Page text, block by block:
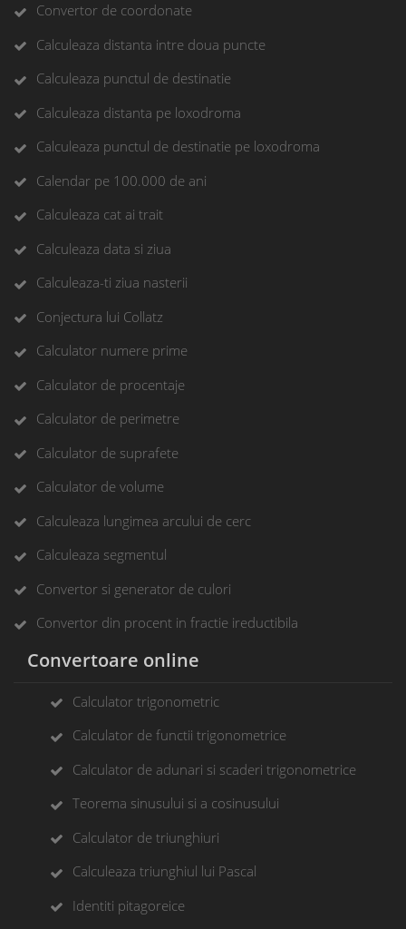
Convertor de coordonate
Calculeaza distanta intre doua puncte
Calculeaza punctul de destinatie
Calculeaza distanta pe loxodroma
Calculeaza punctul de destinatie pe loxodroma
Calendar pe 100.000 de ani
Calculeaza cat ai trait
Calculeaza data si ziua
Calculeaza-ti ziua nasterii
Conjectura lui Collatz
Calculator numere prime
Calculator de procentaje
Calculator de perimetre
Calculator de suprafete
Calculator de volume
Calculeaza lungimea arcului de cerc
Calculeaza segmentul
Convertor si generator de culori
Convertor din procent in fractie ireductibila
Convertoare online
Calculator trigonometric
Calculator de functii trigonometrice
Calculator de adunari si scaderi trigonometrice
Teorema sinusului si a cosinusului
Calculator de triunghiuri
Calculeaza triunghiul lui Pascal
Identiti pitagoreice